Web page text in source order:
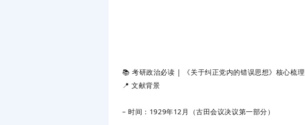
📚 考研政治必读 | 《关于纠正党内的错误思想》核心梳
📍 文献背景
– 时间：1929年12月（古田会议决议第一部分）